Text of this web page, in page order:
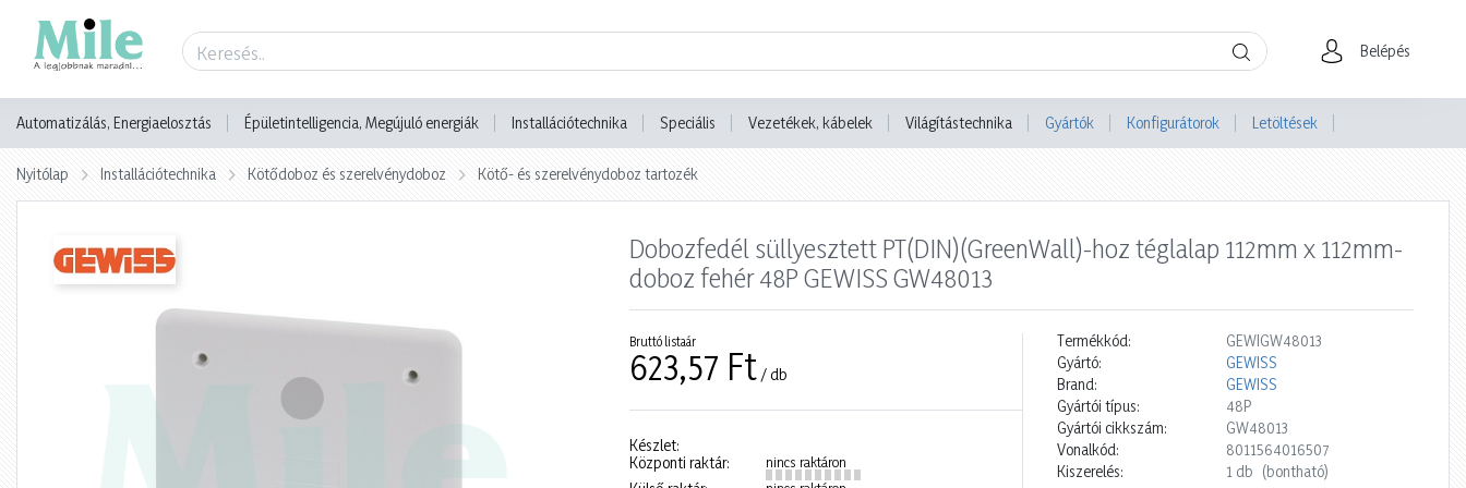
Belépés
Automatizálás, Energiaelosztás Épületintelligencia, Megújuló energiák Installációtechnika Speciális Vezetékek, kábelek Világítástechnika Gyártók Konfigurátorok Letöltések
Nyitólap Installációtechnika Kötődoboz és szerelvénydoboz Kötő- és szerelvénydoboz tartozék
Dobozfedél süllyesztett PT(DIN)(GreenWall)-hoz téglalap 112mm x 112mm-
doboz fehér 48P GEWISS GW48013
Bruttó listaár
623,57 Ft / db
Készlet:
Központi raktár:
nincs raktáron
Termékkód:
GEWIGW48013
Gyártó:
GEWISS
Brand:
GEWISS
Gyártói típus:
48P
Gyártói cikkszám:
GW48013
Vonalkód:
8011564016507
Kiszerelés:
1 db (bontható)
Termék adatlap